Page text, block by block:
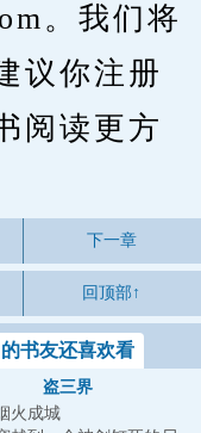
。我们将
议你注册
阅读更方
下一章
回顶部↑
书友还喜欢看
盗三界
火成城